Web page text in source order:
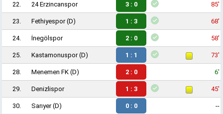
22. 24 Erzincanspor 3 : 0 85'
23. Fethiyespor(D) 1 : 3 68'
24. İnegölspor 2 : 0 58'
25. Kastamonuspor(D) 1 : 1 73'
28. Menemen FK (D) 2 : 0 6'
29. Denizlispor 1 : 3 45'
30. Sarıyer(D) 0 : 0 --